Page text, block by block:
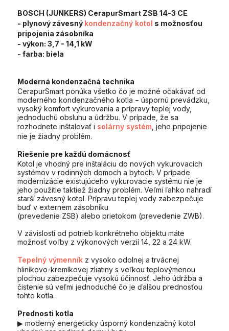
BOSCH (JUNKERS) CerapurSmart ZSB 14-3 CE
- plynový závesný kondenzačný kotol s možnosťou
pripojenia zásobníka
- výkon: 3,7 - 14,1 kW
- farba: biela
Moderná kondenzačná technika
CerapurSmart ponúka všetko čo je možné očakávať od
moderného kondenzačného kotla − úspornú prevádzku,
vysoký komfort vykurovania a prípravy teplej vody,
jednoduchú obsluhu a údržbu. V prípade, že sa
rozhodnete inštalovať i solárny systém , jeho pripojenie
nie je žiadny problém.
Riešenie pre každú domácnosť
Kotol je vhodný pre inštaláciu do nových vykurovacích
systémov v rodinných domoch a bytoch. V prípade
modernizácie existujúceho vykurovacie systému nie je
jeho použitie taktiež žiadny problém. Veľmi ľahko nahradí
starší závesný kotol. Prípravu teplej vody zabezpečuje
buď v externem zásobníku
(prevedenie ZSB) alebo prietokom (prevedenie ZWB).
V závislosti od potrieb konkrétneho objektu máte
možnosť voľby z výkonových verzií 14, 22 a 24 kW.
Tepelný výmenník z vysoko odolnej a trvácnej
hliníkovo-kremíkovej zliatiny s veľkou teplovýmenou
plochou zabezpečuje vysokú účinnosť. Jeho údržba a
čistenie sú veľmi jednoduché čo je ďalšou prednosťou
tohto kotla.
Prednosti kotla
▶ moderný energeticky úsporný kondenzačný kotol